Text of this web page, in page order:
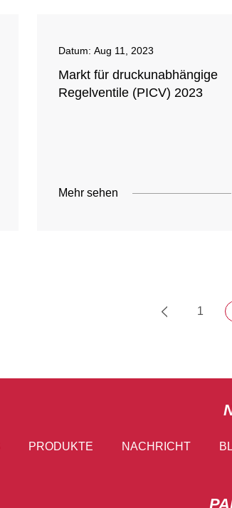
Datum:Aug 11, 2023
Markt für druckunabhängige
Regelventile (PICV) 2023
Mehr sehen
1
PRODUKTE NACHRICHT